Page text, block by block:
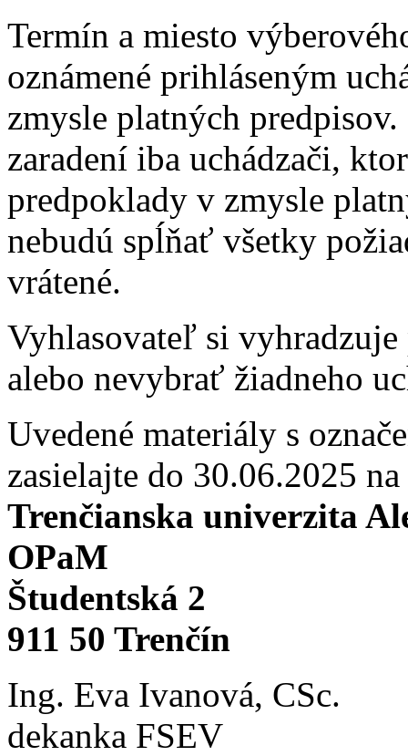
Termín a miesto
oznámené prihláseným
zmysle platných
zaradení iba uchádzači,
predpoklady v zmysle
nebudú spĺňať všetky
vrátené.
Vyhlasovateľ si
alebo nevybrať žiadneho
Uvedené materiály s
zasielajte do 30.06.2025 na
Trenčianska univerzita
OPaM
Študentská 2
911 50 Trenčín
Ing. Eva Ivanová, CSc.
dekanka FSEV